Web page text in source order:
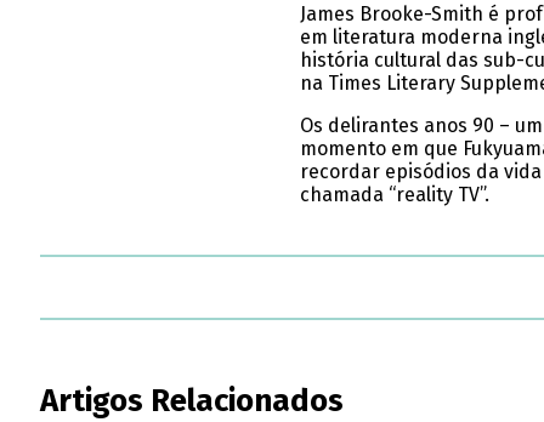
James Brooke-Smith é
em literatura moderna
história cultural das sub-
na Times Literary
Os delirantes anos 90 –
momento em que
recordar episódios da
chamada “reality TV”.
Artigos Relacionados